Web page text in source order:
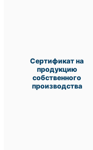
Сертификат на
продукцию
собственного
производства